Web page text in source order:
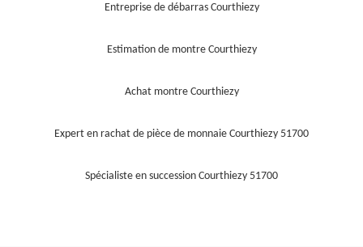
Entreprise de débarras Courthiezy
Estimation de montre Courthiezy
Achat montre Courthiezy
Expert en rachat de pièce de monnaie Courthiezy 51700
Spécialiste en succession Courthiezy 51700